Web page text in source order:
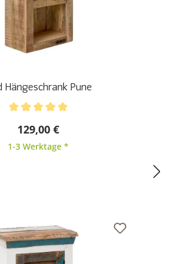
Hängeschrank Pune
129,00 €
1-3 Werktage *